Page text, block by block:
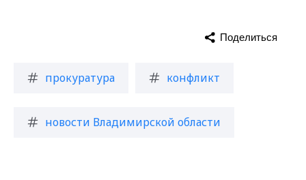
прокуратура конфликт
новости Владимирской области
Поделиться